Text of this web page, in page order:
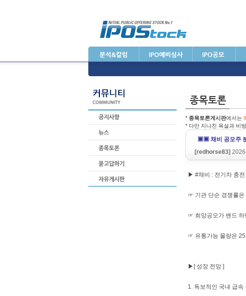
* 종목토론게시판에서는
* 다만 지나친 욕설과 비
▣▣ 채비 공모주
[redhorse83]
▶ #채비 : 전기차 충전
☞ 기관 단순 경쟁률은
☞ 희망공모가 밴드 하
☞ 유통가능 물량은
▶[ 성장 전망 ]
1. 독보적인 국내 급속